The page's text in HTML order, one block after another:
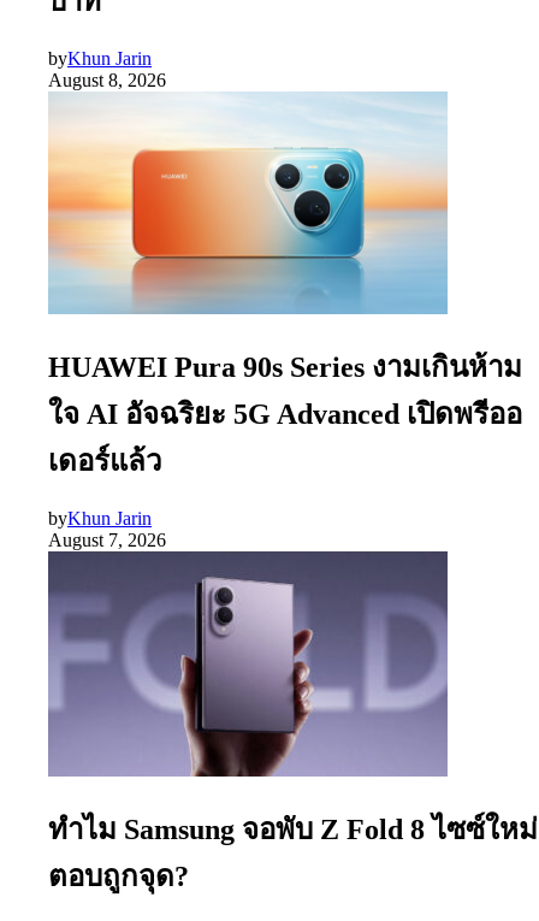
byKhun Jarin
August 8, 2026
HUAWEI Pura 90s Series งามเกินห้าม
ใจ AI อัจฉริยะ 5G Advanced เปิดพรีออ
เดอร์แล้ว
byKhun Jarin
August 7, 2026
ทำไม Samsung จอพับ Z Fold 8 ไซซ์ใหม่
ตอบถูกจุด?